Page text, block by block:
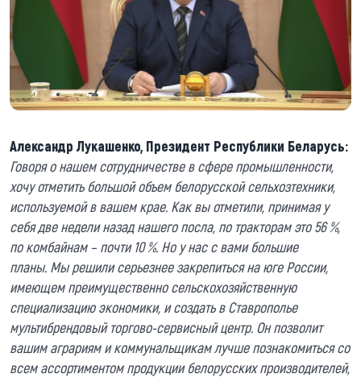
Александр Лукашенко, Президент Республики Беларусь:
Говоря о нашем сотрудничестве в сфере промышленности,
хочу отметить большой объем белорусской сельхозтехники,
используемой в вашем крае. Как вы отметили, принимая у
себя две недели назад нашего посла, по тракторам это 56 %,
по комбайнам – почти 10 %. Но у нас с вами большие
планы. Мы решили серьезнее закрепиться на юге России,
имеющем преимущественно сельскохозяйственную
специализацию экономики, и создать в Ставрополье
мультибрендовый торгово-сервисный центр. Он позволит
вашим аграриям и коммунальщикам лучше познакомиться со
всем ассортиментом продукции белорусских производителей,